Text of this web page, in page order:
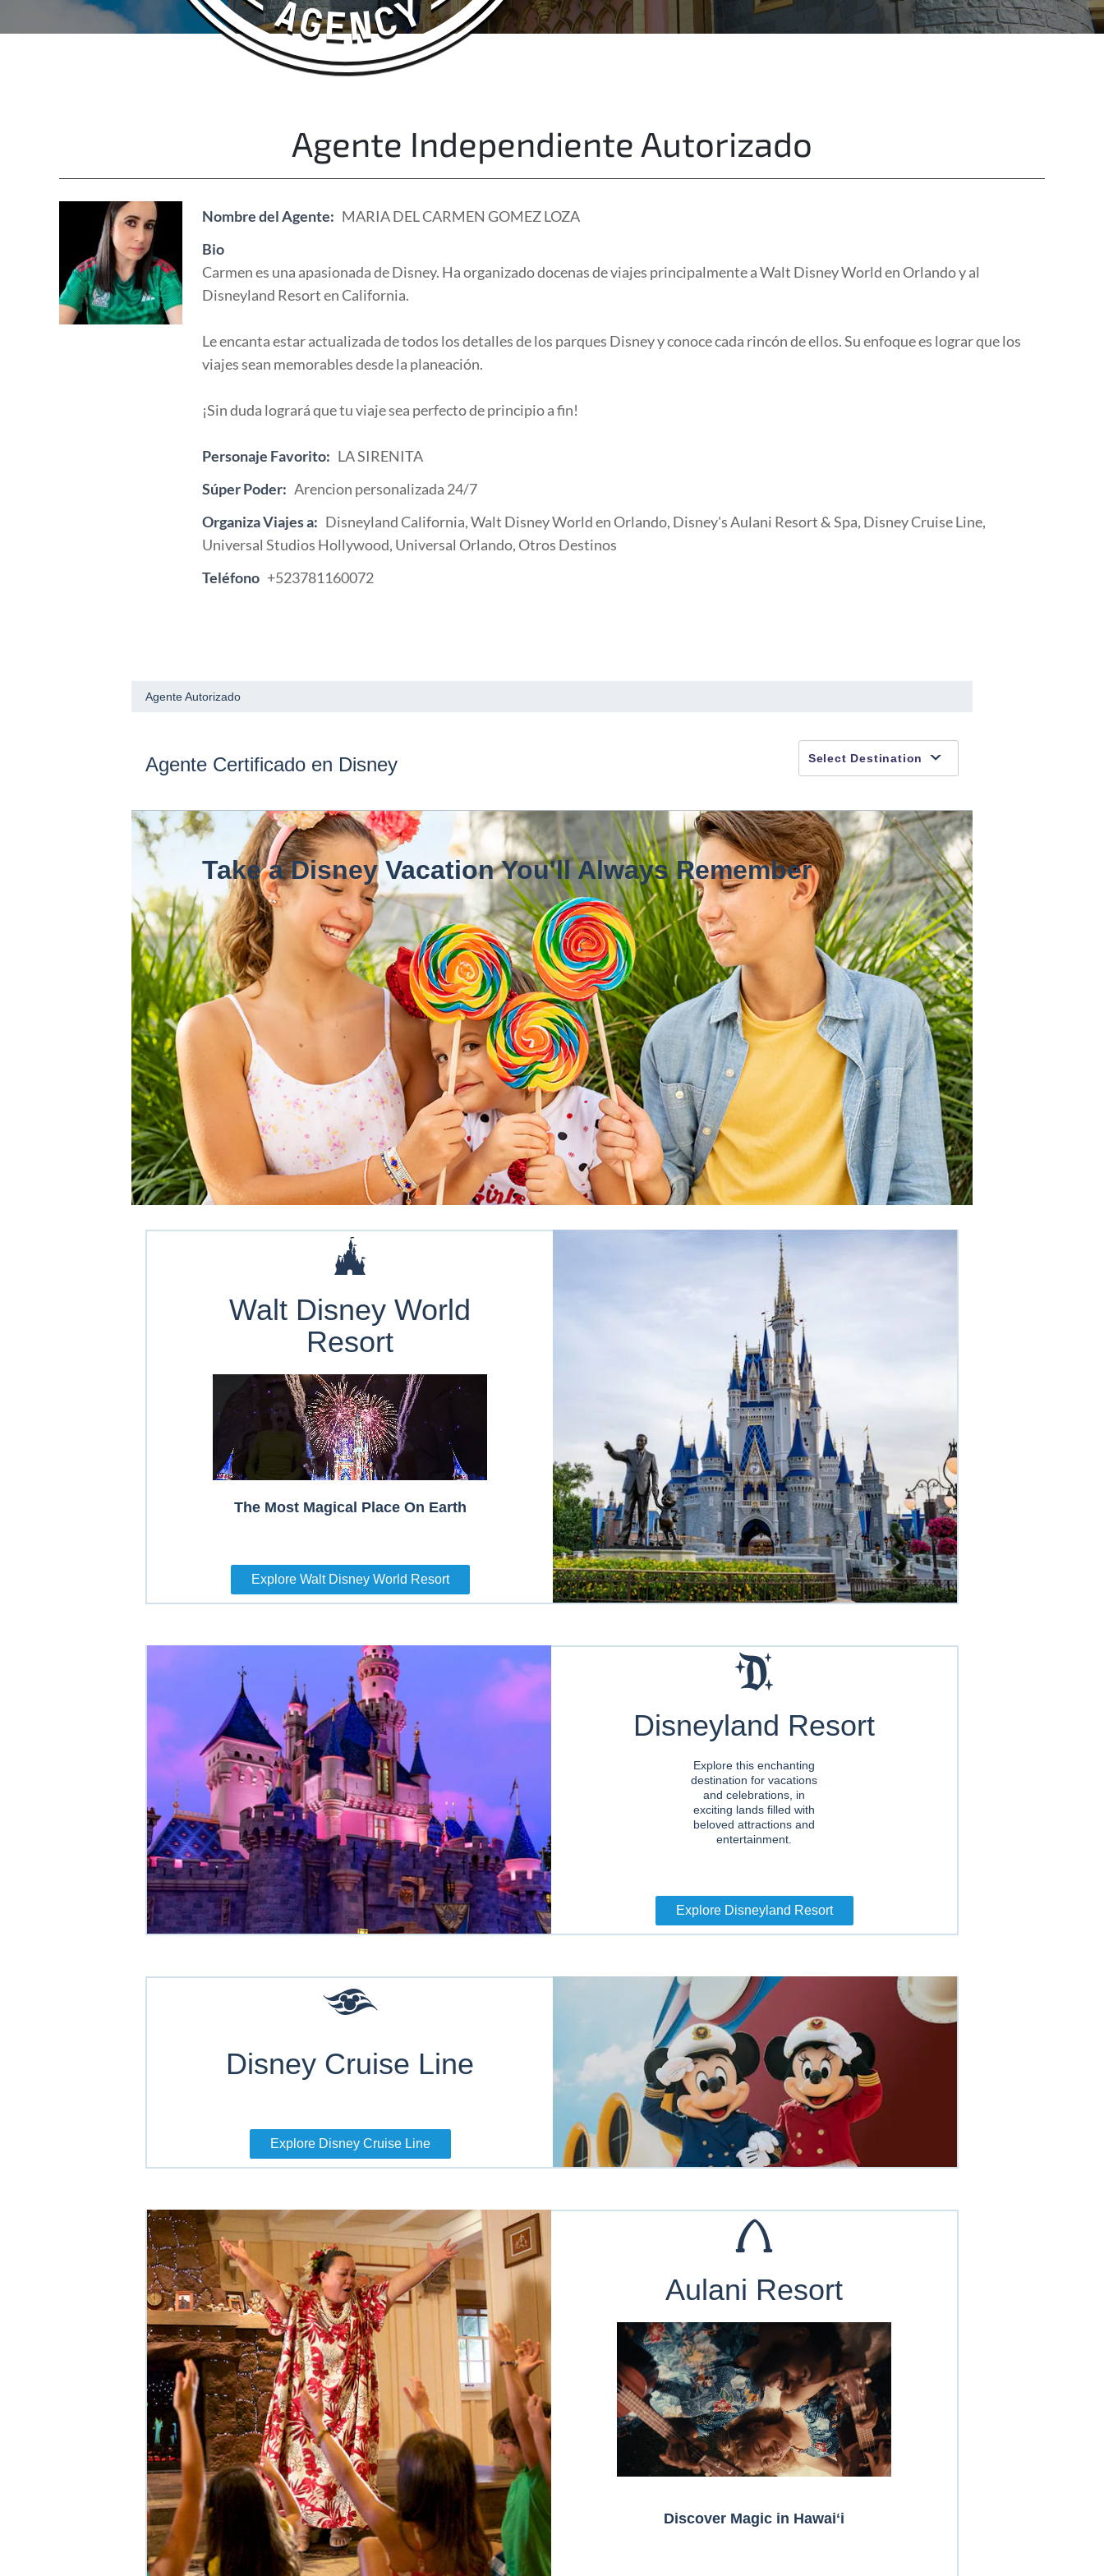
Agente Independiente Autorizado
Nombre del Agente: MARIA DEL CARMEN GOMEZ LOZA
Bio
Carmen es una apasionada de Disney. Ha organizado docenas de viajes principalmente a Walt Disney World en Orlando y al
Disneyland Resort en California.
Le encanta estar actualizada de todos los detalles de los parques Disney y conoce cada rincón de ellos. Su enfoque es lograr que los
viajes sean memorables desde la planeación.
¡Sin duda logrará que tu viaje sea perfecto de principio a fin!
Personaje Favorito: LA SIRENITA
Súper Poder: Arencion personalizada 24/7
Organiza Viajes a: Disneyland California, Walt Disney World en Orlando, Disney's Aulani Resort & Spa, Disney Cruise Line,
Universal Studios Hollywood, Universal Orlando, Otros Destinos
Teléfono +523781160072